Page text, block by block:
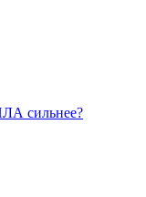
сильнее?